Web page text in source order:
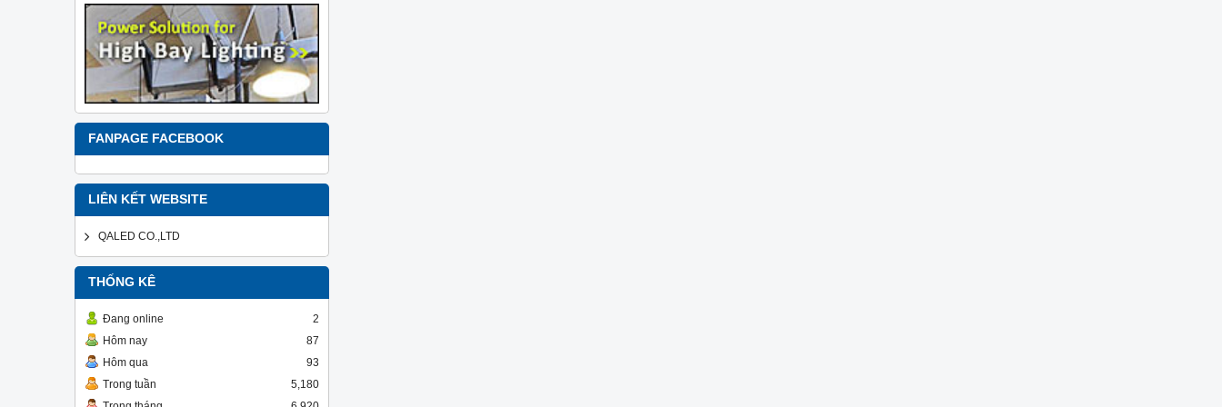
FANPAGE FACEBOOK
LIÊN KẾT WEBSITE
QALED CO.,LTD
THỐNG KÊ
Đang online
2
Hôm nay
87
Hôm qua
93
Trong tuần
5,180